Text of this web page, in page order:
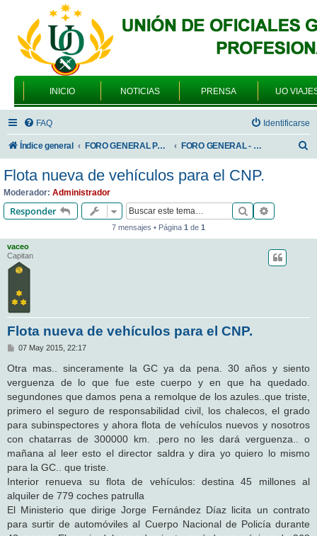
INICIO NOTICIAS PRENSA UO
FAQ Identificarse
Índice general FORO GENERAL PARA TODOS LOS USUARIOS FORO GENERAL - TEMAS PROFESIONALES
r
Flota nueva de vehículos para el CNP.
Moderador: Administrador
Responder Buscar
7 mensajes • Página 1 de 1
vaceo
Capitan
Flota nueva de vehículos para el CNP.
M
n
s
a
e
07 May 2015, 22:17
Otra mas.. sinceramente la GC ya da pena. 30 años y siento
verguenza de lo que fue este cuerpo y en que ha quedado.
segundones que damos pena a remolque de los azules..que triste,
primero el seguro de responsabilidad civil, los chalecos, el grado
para subinspectores y ahora flota de vehículos nuevos y nosotros
con chatarras de 300000 km. .pero no les dará verguenza.. o
mañana al leer esto el director saldra y dira yo quiero lo mismo
para la GC.. que triste.
Interior renueva su flota de vehículos: destina 45 millones al
alquiler de 779 coches patrulla
El Ministerio que dirige Jorge Fernández Díaz licita un contrato
para surtir de automóviles al Cuerpo Nacional de Policía durante